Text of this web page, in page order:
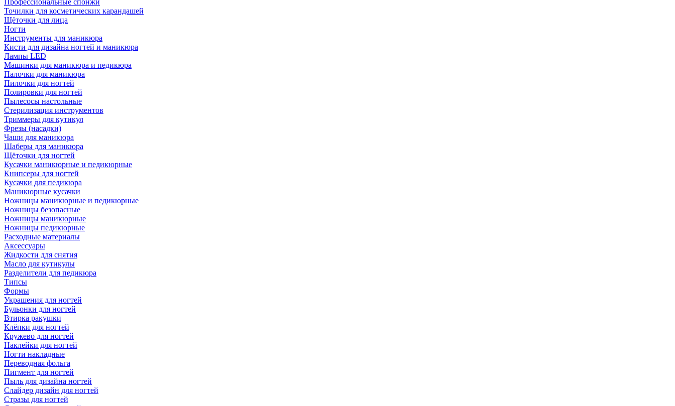
Профессиональные спонжи
Точилки для косметических карандашей
Щёточки для лица
Ногти
Инструменты для маникюра
Кисти для дизайна ногтей и маникюра
Лампы LED
Машинки для маникюра и педикюра
Палочки для маникюра
Пилочки для ногтей
Полировки для ногтей
Пылесосы настольные
Стерилизация инструментов
Триммеры для кутикул
Фрезы (насадки)
Чаши для маникюра
Шаберы для маникюра
Щёточки для ногтей
Кусачки маникюрные и педикюрные
Книпсеры для ногтей
Кусачки для педикюра
Маникюрные кусачки
Ножницы маникюрные и педикюрные
Ножницы безопасные
Ножницы маникюрные
Ножницы педикюрные
Расходные материалы
Аксессуары
Жидкости для снятия
Масло для кутикулы
Разделители для педикюра
Типсы
Формы
Украшения для ногтей
Бульонки для ногтей
Втирка ракушки
Клёпки для ногтей
Кружево для ногтей
Наклейки для ногтей
Ногти накладные
Переводная фольга
Пигмент для ногтей
Пыль для дизайна ногтей
Слайдер дизайн для ногтей
Стразы для ногтей